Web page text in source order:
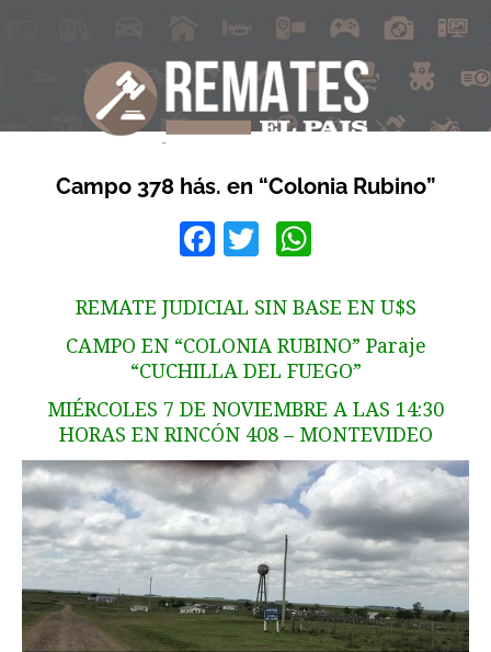
Campo 378 hás. en “Colonia Rubino”
Facebook
Twitter
REMATE JUDICIAL SIN BASE EN U$S
CAMPO EN “COLONIA RUBINO” Paraje
“CUCHILLA DEL FUEGO”
MIÉRCOLES 7 DE NOVIEMBRE A LAS 14:30
HORAS EN RINCÓN 408 – MONTEVIDEO